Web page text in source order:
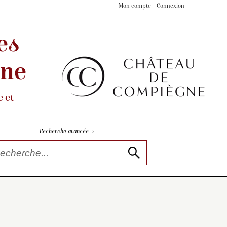
Mon compte Connexion
et
Recherche avancée >